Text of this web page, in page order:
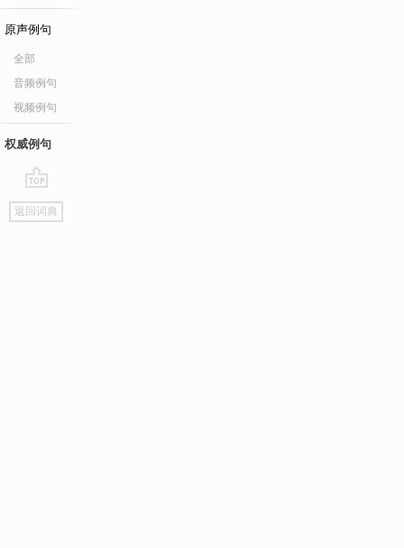
原声例句
全部
音频例句
视频例句
权威例句
go
top
返回词典